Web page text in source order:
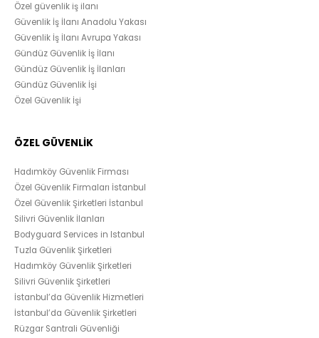
Özel güvenlik iş ilanı
Güvenlik İş İlanı Anadolu Yakası
Güvenlik İş İlanı Avrupa Yakası
Gündüz Güvenlik İş İlanı
Gündüz Güvenlik İş İlanları
Gündüz Güvenlik İşi
Özel Güvenlik İşi
ÖZEL GÜVENLİK
Hadımköy Güvenlik Firması
Özel Güvenlik Firmaları İstanbul
Özel Güvenlik Şirketleri İstanbul
Silivri Güvenlik İlanları
Bodyguard Services in Istanbul
Tuzla Güvenlik Şirketleri
Hadımköy Güvenlik Şirketleri
Silivri Güvenlik Şirketleri
İstanbul’da Güvenlik Hizmetleri
İstanbul’da Güvenlik Şirketleri
Rüzgar Santrali Güvenliği